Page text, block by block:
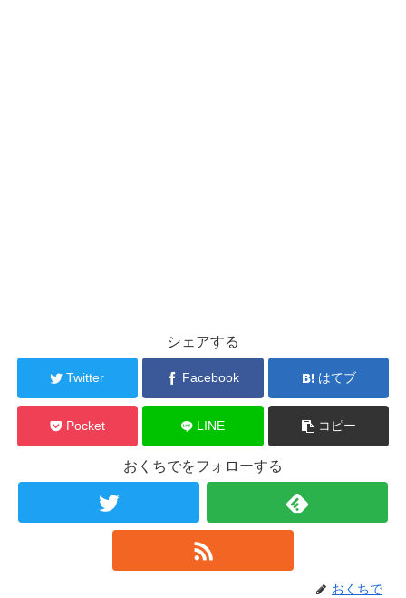
シェアする
Twitter Facebook はてブ
Pocket LINE コピー
おくちでをフォローする
おくちで